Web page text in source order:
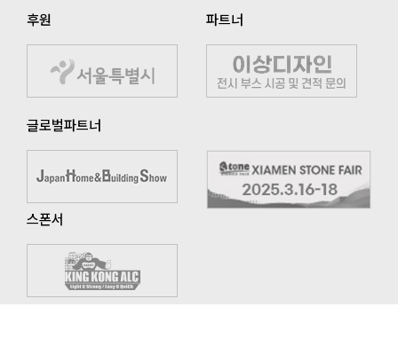
후원 파트너
글로벌파트너
스폰서